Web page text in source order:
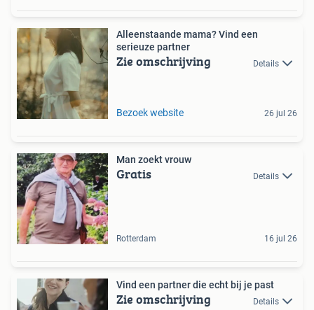
Alleenstaande mama? Vind een
serieuze partner
Zie omschrijving Details
Bezoek website 26 jul 26
Man zoekt vrouw
Gratis Details
Rotterdam 16 jul 26
Vind een partner die echt bij je past
Zie omschrijving Details